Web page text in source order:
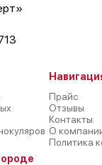
Прайс
Отзывы
Контакты
О
Политика